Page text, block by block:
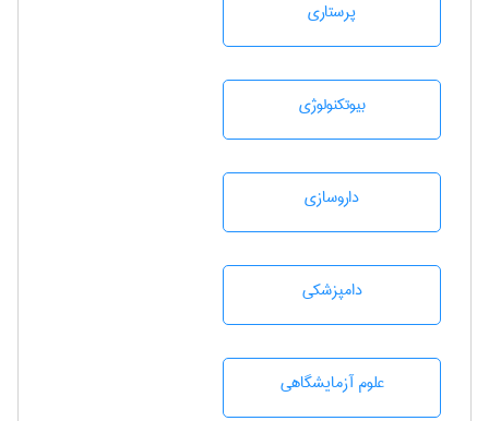
پرستاری
بيوتكنولوژی
داروسازی
دامپزشكی
علوم آزمايشگاهی